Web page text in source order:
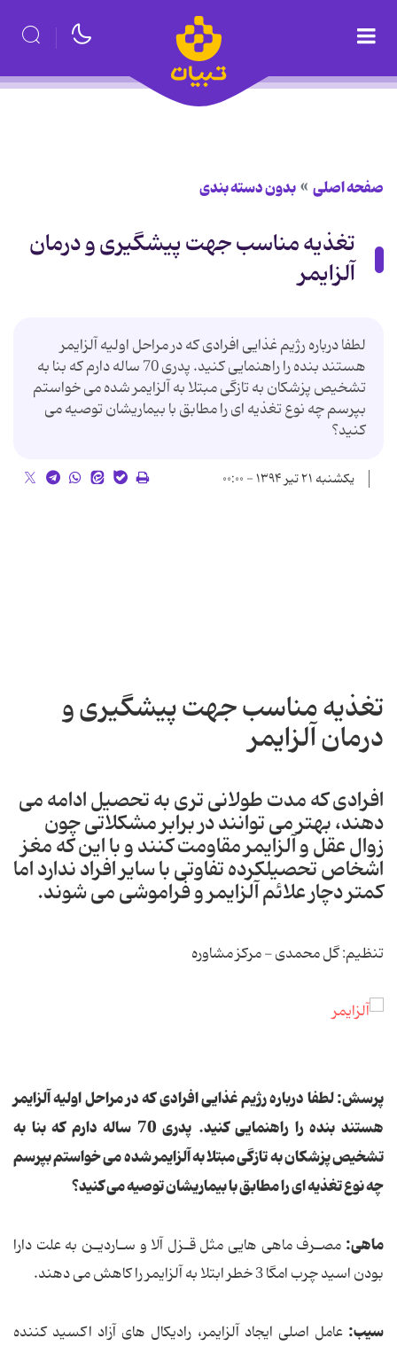
صفحه اصلی بدون دسته بندی
تغذیه مناسب جهت پیشگیری و درمان
آلزایمر
لطفا درباره رژیم غذایی افرادی که در مراحل اولیه آلزایمر
هستند بنده را راهنمایی کنید. پدری 70 ساله دارم که بنا به
تشخیص پزشکان به تازگی مبتلا به آلزایمر شده می خواستم
بپرسم چه نوع تغذیه ای را مطابق با بیماریشان توصیه می
کنید؟
یکشنبه ۲۱ تیر ۱۳۹۴ - ۰۰:۰۰
تغذیه مناسب جهت پیشگیری و
درمان آلزایمر
افرادی که مدت طولانی تری به تحصیل ادامه می
دهند، بهتر می توانند در برابر مشکلاتی چون
زوال عقل و آلزایمر مقاومت کنند و با این که مغز
اشخاص تحصیلکرده تفاوتی با سایر افراد ندارد اما
کمتر دچار علائم آلزایمر و فراموشی می شوند.
تنظیم: گل محمدی - مرکز مشاوره
پرسش: لطفا درباره رژیم غذایی افرادی که در مراحل اولیه آلزایمر
هستند بنده را راهنمایی کنید. پدری 70 ساله دارم که بنا به
تشخیص پزشکان به تازگی مبتلا به آلزایمر شده می خواستم بپرسم
چه نوع تغذیه ای را مطابق با بیماریشان توصیه می کنید؟
ماهی:
مصـرف‎ ماهی هایی‎‎ مثل‎‎ قـزل آلا و سـاردیـن‎ به علت دارا
بودن‎ اسید چرب امگا 3‎ خطر ابتلا به آلزایمر را كاهش‎ می ‎دهند.
سیب: عامل اصلی ایجاد آلزایمر، رادیكال های آزاد اكسید كننده